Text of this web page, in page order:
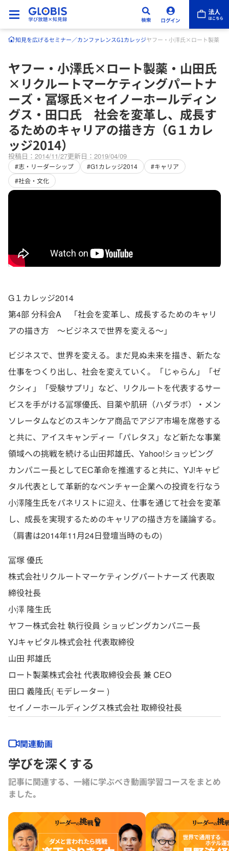
知見を広げるセミナー／カンファレンスG1カレッジヤフー・小澤氏×ロート製薬・
ヤフー・小澤氏×ロート製薬・山田氏
×リクルートマーケティングパートナ
ーズ・冨塚氏×セイノーホールディン
グス・田口氏 社会を変革し、成長す
るためのキャリアの描き方（G１カレ
ッジ2014）
投稿日：2014/11/27更新日：2019/04/09
#志・リーダーシップ #G1カレッジ2014
#キャリア
#社会・文化
G１カレッジ2014
第4部 分科会A 「社会を変革し、成長するためのキャリ
アの描き方 ～ビジネスで世界を変える～」
ビジネスで、世界を変える。まだ見ぬ未来を描き、新たな
仕事をつくり出し、社会を変えていく。「じゃらん」「ゼ
クシィ」「受験サプリ」など、リクルートを代表するサー
ビスを手がける冨塚優氏、目薬や肌研（ハダラボ）・メン
ソレータムなどのスキンケア商品でアジア市場を席巻する
と共に、アイスキャンディー「パレタス」など新たな事業
領域への挑戦を続ける山田邦雄氏、Yahoo!ショッピング
カンパニー長としてEC革命を推進すると共に、YJ!キャピ
タル代表として革新的なベンチャー企業への投資を行なう
小澤隆生氏をパネリストに迎え、仕事を通じて社会を変革
し、成長を実現するためのキャリアの描き方を議論する。
（肩書は2014年11月24日登壇当時のもの)
冨塚 優氏
株式会社リクルートマーケティングパートナーズ 代表取
締役社長
小澤 隆生氏
ヤフー株式会社 執行役員 ショッピングカンパニー長
YJキャピタル株式会社 代表取締役
山田 邦雄氏
ロート製薬株式会社 代表取締役会長 兼 CEO
田口 義隆氏( モデレーター )
セイノーホールディングス株式会社 取締役社長
関連動画
学びを深くする
記事に関連する、一緒に学ぶべき動画学習コースをまとめ
ました｡